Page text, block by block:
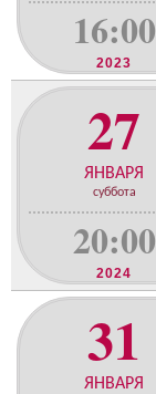
16:00
2023
27
ЯНВАРЯ
суббота
20:00
2024
31
ЯНВАРЯ